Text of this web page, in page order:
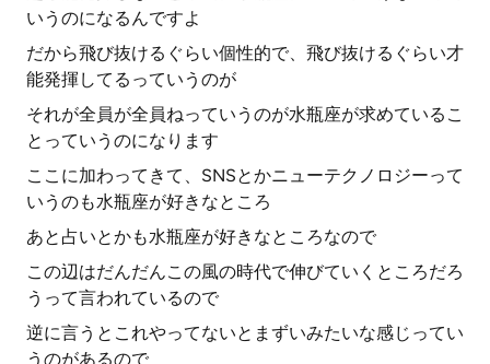
いうのになるんですよ
だから飛び抜けるぐらい個性的で、飛び抜けるぐらい才
能発揮してるっていうのが
それが全員が全員ねっていうのが水瓶座が求めているこ
とっていうのになります
ここに加わってきて、SNSとかニューテクノロジーって
いうのも水瓶座が好きなところ
あと占いとかも水瓶座が好きなところなので
この辺はだんだんこの風の時代で伸びていくところだろ
うって言われているので
逆に言うとこれやってないとまずいみたいな感じってい
うのがあるので